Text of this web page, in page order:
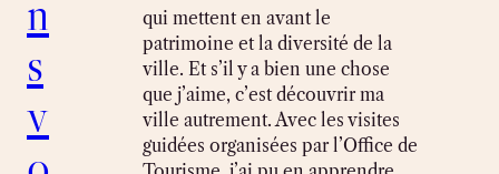
n
s
v
qui mettent en avant le
patrimoine et la diversité de la
ville. Et s’il y a bien une chose
que j’aime, c’est découvrir ma
ville autrement. Avec les visites
guidées organisées par l’Office de